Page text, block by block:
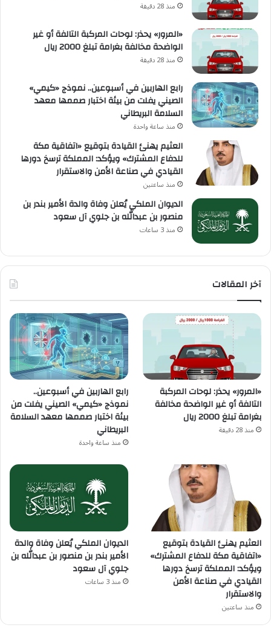
منذ 28 دقيقة
«المرور» يحذر: لوحات المركبة التالفة أو غير
الواضحة مخالفة بغرامة تبلغ 2000 ريال
منذ 28 دقيقة
رابع الهاربين في أسبوعين.. نموذج «كيمي»
الصيني يفلت من بيئة اختبار صممها معهد
السلامة البريطاني
منذ ساعة واحدة
العثيم يهنئ القيادة بتوقيع «اتفاقية مكة
للدفاع المشترك» ويؤكد: المملكة ترسخ دورها
القيادي في صناعة الأمن والاستقرار
منذ ساعتين
الديوان الملكي يُعلن وفاة والدة الأمير بندر بن
منصور بن عبدالله بن جلوي آل سعود
منذ 3 ساعات
آخر المقالات
«المرور» يحذر: لوحات المركبة
التالفة أو غير الواضحة مخالفة
بغرامة تبلغ 2000 ريال
منذ 28 دقيقة
رابع الهاربين في أسبوعين..
نموذج «كيمي» الصيني يفلت من
بيئة اختبار صممها معهد السلامة
البريطاني
منذ ساعة واحدة
العثيم يهنئ القيادة بتوقيع
«اتفاقية مكة للدفاع المشترك»
ويؤكد: المملكة ترسخ دورها
القيادي في صناعة الأمن
والاستقرار
منذ ساعتين
الديوان الملكي يُعلن وفاة والدة
الأمير بندر بن منصور بن عبدالله بن
جلوي آل سعود
منذ 3 ساعات